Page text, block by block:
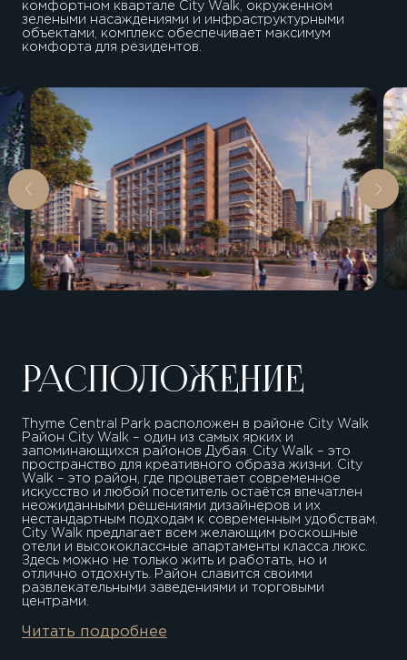
комфортном квартале City Walk, окруженном
зелеными насаждениями и инфраструктурными
объектами, комплекс обеспечивает максимум
комфорта для резидентов.
РАСПОЛОЖЕНИЕ
Thyme Central Park расположен в районе City Walk
Район City Walk – один из самых ярких и
запоминающихся районов Дубая. City Walk – это
пространство для креативного образа жизни. City
Walk – это район, где процветает современное
искусство и любой посетитель остаётся впечатлен
неожиданными решениями дизайнеров и их
нестандартным подходам к современным удобствам.
City Walk предлагает всем желающим роскошные
отели и высококлассные апартаменты класса люкс.
Здесь можно не только жить и работать, но и
отлично отдохнуть. Район славится своими
развлекательными заведениями и торговыми
центрами.
8 минут Бурдж Халифа
Читать подробнее